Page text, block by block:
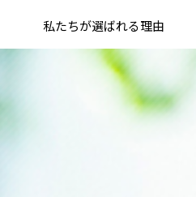
私たちが選ばれる理由